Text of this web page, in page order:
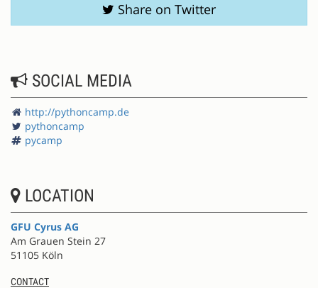
Share on Twitter
SOCIAL MEDIA
http://pythoncamp.de
pythoncamp
pycamp
LOCATION
GFU Cyrus AG
Am Grauen Stein 27
51105 Köln
CONTACT